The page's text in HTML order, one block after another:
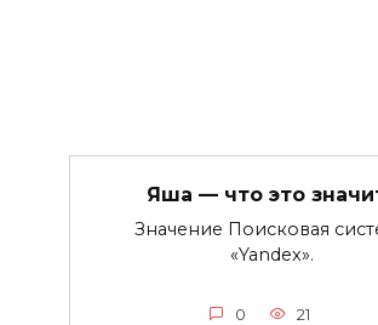
Яша — что это
Значение Поисковая
«Yandex».
0 21